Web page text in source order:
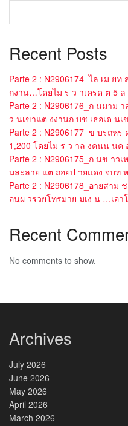
Recent Posts
Parte 2 : N2906174_ไล เม ยท
กงาน…โดยไม ร ว าเครด ต 5 ล
Parte 2 : N2906176_ก นมาม
ว นเขาแต งงานก บช เธอเด น
Parte 2 : N2906177_ข บรถหร
1,200 โดยไม ร ว าล งคนน นค
Parte 2 : N2906175_ก นข าว
มละลาย แต ถอยป ายแดง จบท
Parte 2 : N2906178_อายสาม
อนผ วรวยโทรมาย มเง น …เอ
Recent
No comments to show.
Archives
July 2026
June 2026
May 2026
April 2026
March 2026